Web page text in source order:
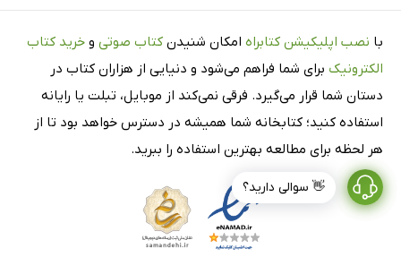
👋 سوالی دارید؟
با نصب اپلیکیشن کتابراه امکان شنیدن کتاب صوتی و خرید کتاب
الکترونیک برای شما فراهم می‌شود و دنیایی از هزاران کتاب در
دستان شما قرار می‌گیرد. فرقی نمی‌کند از موبایل، تبلت یا رایانه
استفاده کنید؛ کتابخانه شما همیشه در دسترس خواهد بود تا از
هر لحظه برای مطالعه بهترین استفاده را ببرید.